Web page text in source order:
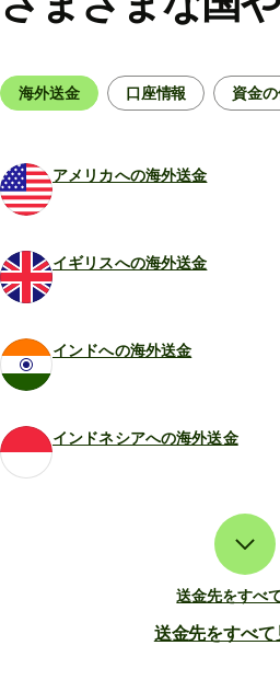
海外送金 口座情報 資金
アメリカへの海外送金
イギリスへの海外送金
インドへの海外送金
インドネシアへの海外送金
送金先をすべ
送金先をすべて